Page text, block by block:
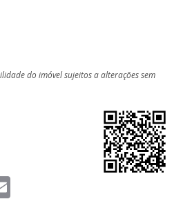
do imóvel sujeitos a alterações sem